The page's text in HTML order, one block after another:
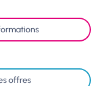
offres